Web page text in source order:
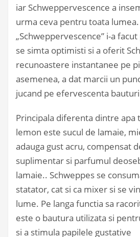
iar Schweppervescence a
urma ceva pentru toata lumea.
„Schweppervescence” i-a
se simta optimisti si a oferit
recunoastere instantanee pe
asemenea, a dat marcii un
jucand pe efervescenta
Principala diferenta dintre apa
lemon este sucul de lamaie,
adauga gust acru, compensat
suplimentar si parfumul
lamaie.. Schweppes se
statator, cat si ca mixer si se
lume. Pe langa functia sa
este o bautura utilizata si
si a stimula papilele gustative